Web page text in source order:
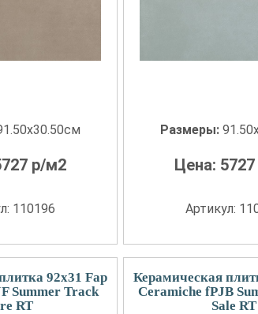
р/м2
110196
Размеры:
Цена: 5727
Артикул:
92x31 Fap
Summer Track
RT
Керамическая
Ceramiche fPJB
Sale RT